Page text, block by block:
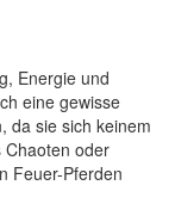
Energie und
eine gewisse
da sie sich keinem
Chaoten oder
Feuer-Pferden